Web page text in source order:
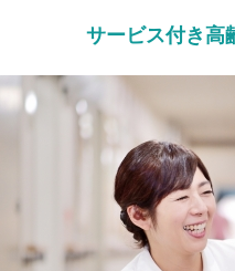
サービス付き高